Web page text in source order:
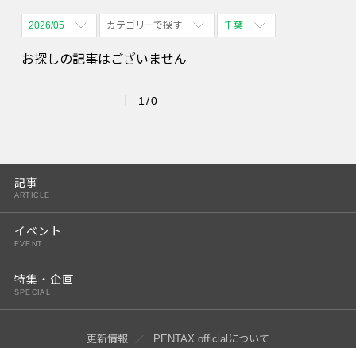
2026/05
全期間
2026/11
2027/01
2027/03
カテゴリーで探す
全て表示
千葉
お探しの記事はございません
1/0
記事
ARTICLE
イベント
EVENT
特集・企画
SPECIAL
更新情報 PENTAX officialについて